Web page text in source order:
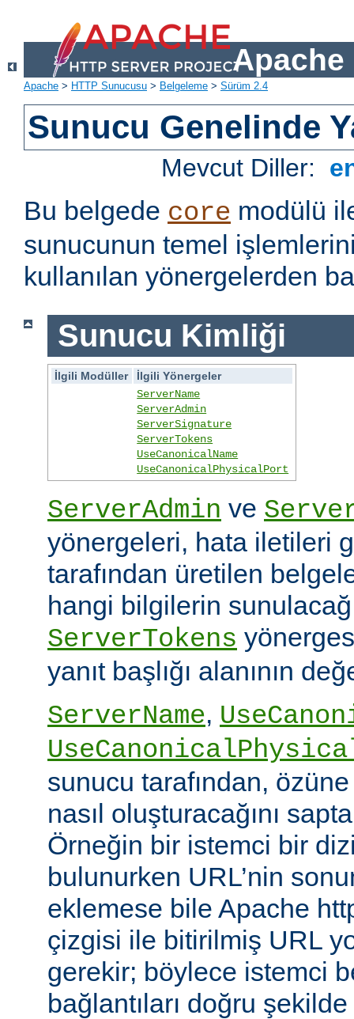
Apache
Apache > HTTP Sunucusu > Belgeleme > Sürüm 2.4
Sunucu Genelinde
Mevcut Diller:
Bu belgede core modülü
sunucunun temel
kullanılan yönergelerden
Sunucu Kimliği
İlgili Modüller
İlgili Yönergeler
ServerName
ServerAdmin
ServerSignature
ServerTokens
UseCanonicalName
UseCanonicalPhysicalPort
ServerAdmin ve
yönergeleri, hata iletileri
tarafından üretilen
hangi bilgilerin
ServerTokens
yanıt başlığı alanının
ServerName,
sunucu tarafından,
nasıl oluşturacağını
Örneğin bir istemci bir
bulunurken URL’nin
eklemese bile Apache
çizgisi ile bitirilmiş URL
gerekir; böylece istemci
bağlantıları doğru